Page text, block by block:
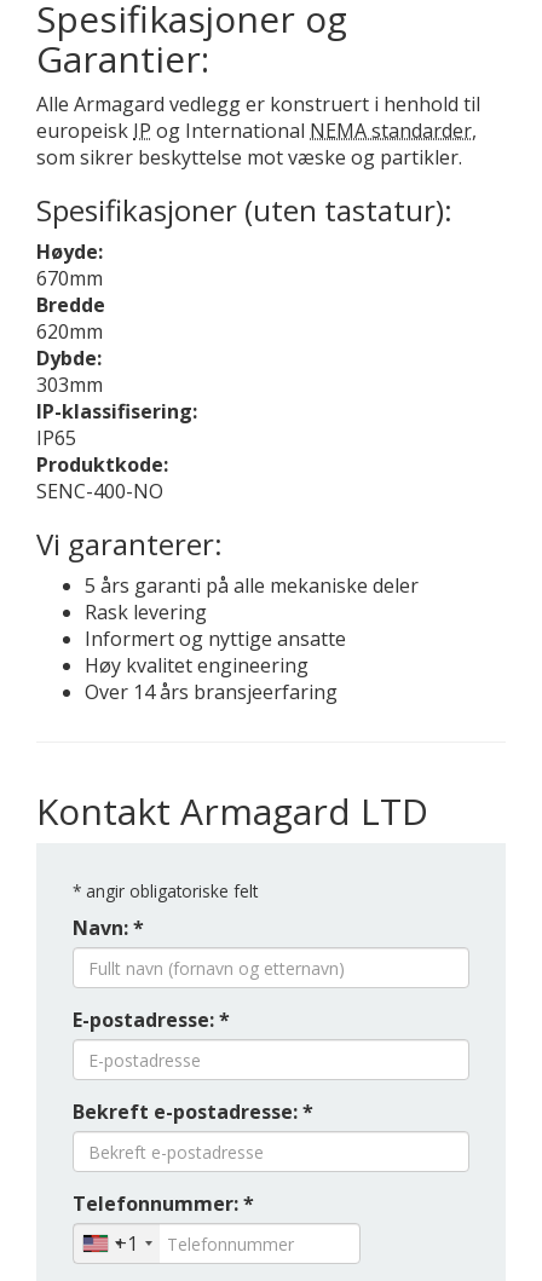
Spesifikasjoner og
Garantier:
Alle Armagard vedlegg er konstruert i henhold til
europeisk IP og International NEMA standarder,
som sikrer beskyttelse mot væske og partikler.
Spesifikasjoner (uten tastatur):
Høyde:
670mm
Bredde
620mm
Dybde:
303mm
IP-klassifisering:
IP65
Produktkode:
SENC-400-NO
Vi garanterer:
5 års garanti på alle mekaniske deler
Rask levering
Informert og nyttige ansatte
Høy kvalitet engineering
Over 14 års bransjeerfaring
Kontakt Armagard LTD
* angir obligatoriske felt
Navn: *
E-postadresse: *
Bekreft e-postadresse: *
Telefonnummer: *
+1